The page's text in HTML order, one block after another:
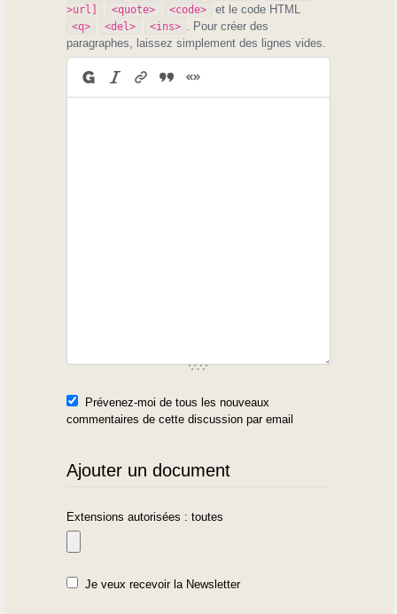
>url]
<quote> <code> et le code HTML
<q> <del> <ins>
. Pour créer des
paragraphes, laissez simplement des lignes vides.
Prévenez-moi de tous les nouveaux
commentaires de cette discussion par email
Ajouter un document
Extensions autorisées : toutes
Je veux recevoir la Newsletter